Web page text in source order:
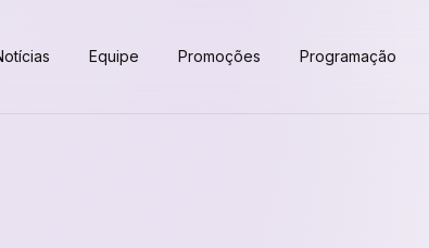
Equipe Promoções Programação